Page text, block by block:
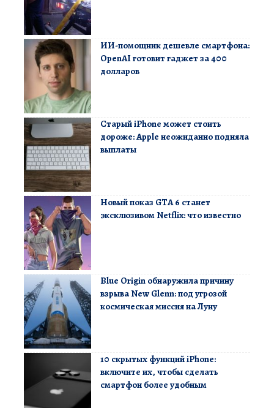
ИИ-помощник дешевле смартфона:
OpenAI готовит гаджет за 400
долларов
Старый iPhone может стоить
дороже: Apple неожиданно подняла
выплаты
Новый показ GTA 6 станет
эксклюзивом Netflix: что известно
Blue Origin обнаружила причину
взрыва New Glenn: под угрозой
космическая миссия на Луну
10 скрытых функций iPhone:
включите их, чтобы сделать
смартфон более удобным